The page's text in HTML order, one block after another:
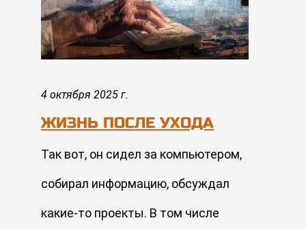
4 октября 2025 г.
ЖИЗНЬ ПОСЛЕ УХОДА
Так вот, он сидел за компьютером,
собирал информацию, обсуждал
какие-то проекты. В том числе